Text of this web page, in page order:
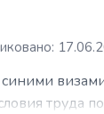
труда